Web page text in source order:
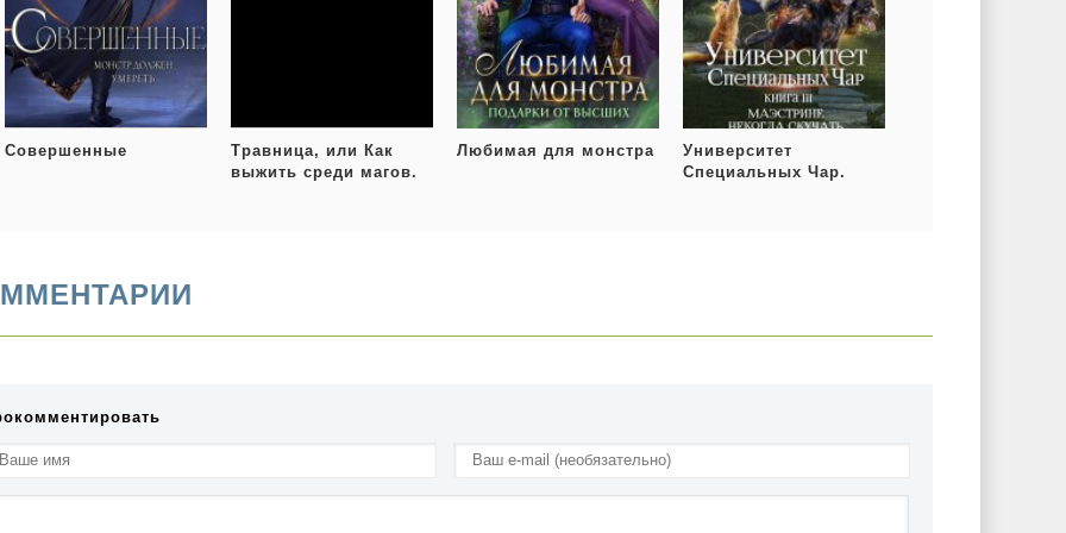
Совершенные
Травница, или Как
выжить среди магов.
Любимая для монстра
Университет
Специальных Чар.